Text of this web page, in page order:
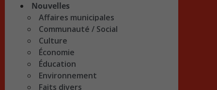
Nouvelles
Affaires municipales
Communauté / Social
Culture
Économie
Éducation
Environnement
Faits divers